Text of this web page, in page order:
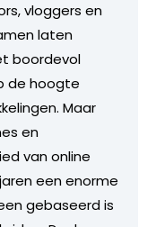
vloggers en
laten
boordevol
de hoogte
Maar
en
van online
een enorme
gebaseerd is